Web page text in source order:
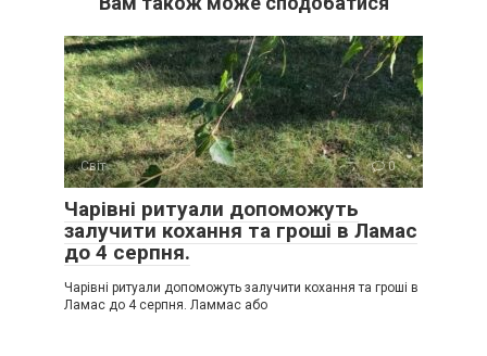
Світ 0
Чарівні ритуали допоможуть
залучити кохання та гроші в Ламас
до 4 серпня.
Чарівні ритуали допоможуть залучити кохання та гроші в
Ламас до 4 серпня. Ламмас або